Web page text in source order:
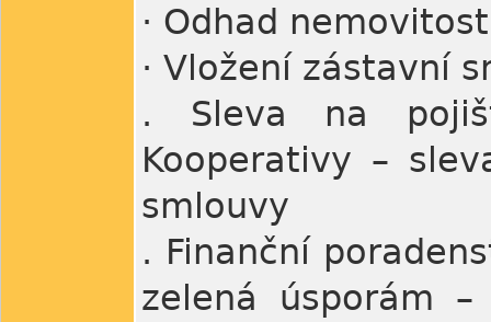
· Odhad
· Vložení zástavní
. Sleva na
Kooperativy –
smlouvy
. Finanční
zelená úsporám